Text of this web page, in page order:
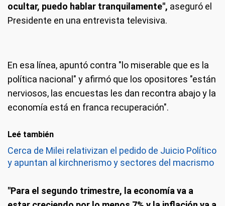
ocultar, puedo hablar tranquilamente", aseguró el
Presidente en una entrevista televisiva.
En esa línea, apuntó contra "lo miserable que es la
política nacional" y afirmó que los opositores "están
nerviosos, las encuestas les dan recontra abajo y la
economía está en franca recuperación".
Leé también
Cerca de Milei relativizan el pedido de Juicio Político
y apuntan al kirchnerismo y sectores del macrismo
"Para el segundo trimestre, la economía va a